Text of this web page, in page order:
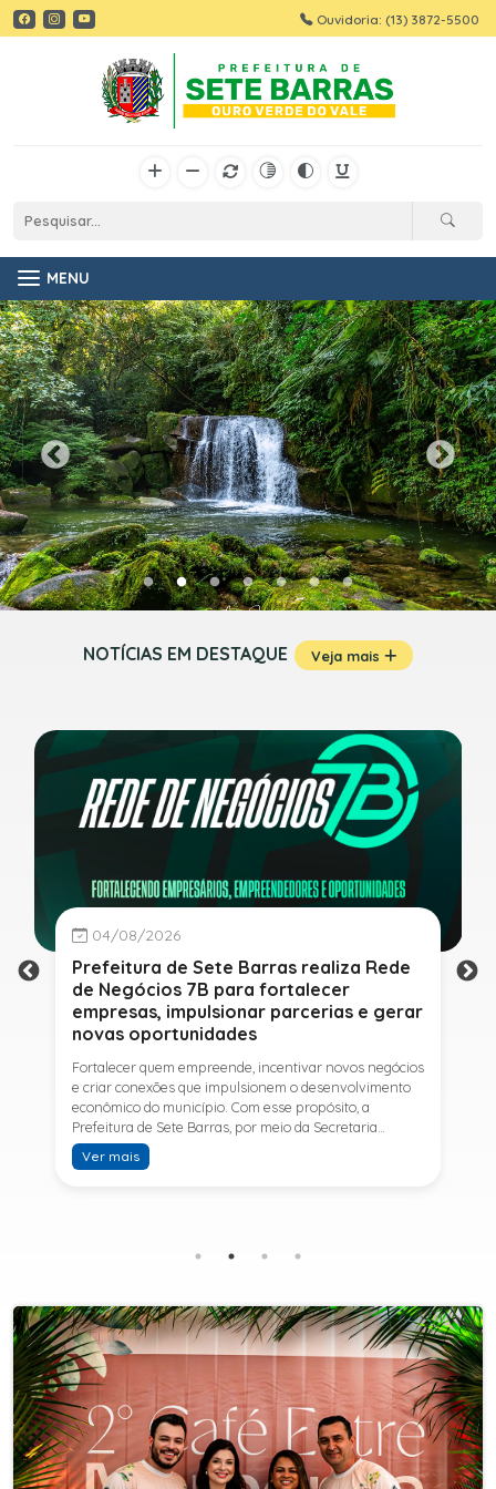
Ouvidoria: (13) 3872-5500
MENU
NOTÍCIAS EM DESTAQUE Veja mais
04/08/2026
Prefeitura de Sete Barras realiza Rede
de Negócios 7B para fortalecer
empresas, impulsionar parcerias e gerar
novas oportunidades
Fortalecer quem empreende, incentivar novos negócios
e criar conexões que impulsionem o desenvolvimento
econômico do município. Com esse propósito, a
Prefeitura de Sete Barras, por meio da Secretaria
Municipal de Turismo e Desenvolvimento Econômico,
promove na próxima terça-feira (11) a Rede de Negócios
telecomunicações e fundador da empresa Seu
Consultor, que compartilhará estratégias para
aumentar resultados, fortalecer relacionamentos
comerciais e ampliar as oportunidades de
negócios.Para a Secretária Municipal de Turismo e
Desenvolvimento Econômico, Edna Carvalho, a Rede de
Negócios 7B representa mais uma iniciativa da gestão
do Prefeito Ítalo Costa para fortalecer o
empreendedorismo e incentivar o crescimento das
Ver mais